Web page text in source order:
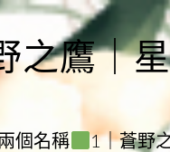
之鷹｜
個名稱 1｜蒼野